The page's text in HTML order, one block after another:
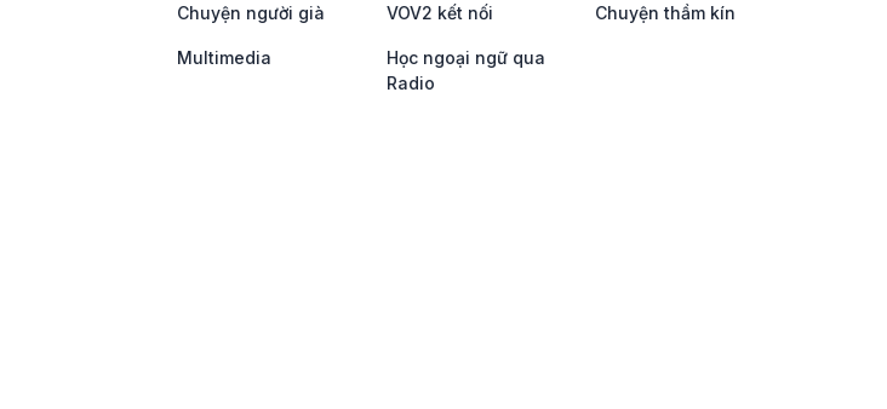
Chuyện người già VOV2 kết nối Chuyện thầm kín
Multimedia
Học ngoại ngữ qua
Radio